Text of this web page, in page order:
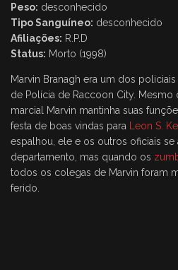
Peso: desconhecido
Tipo Sanguíneo: desconhecido
Afiliações: R.P.D
Status: Morto (1998)
Marvin Branagh era um dos
de Polícia de Raccoon City.
marcial Marvin mantinha suas
festa de boas vindas para
Leon S.
espalhou, ele e os outros oficiais se
departamento, mas quando os
todos os colegas de Marvin foram
ferido.